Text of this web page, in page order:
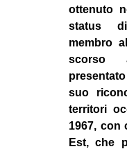
ottenuto
status
membro
scorso
suo
territori
1967, con
Est, che